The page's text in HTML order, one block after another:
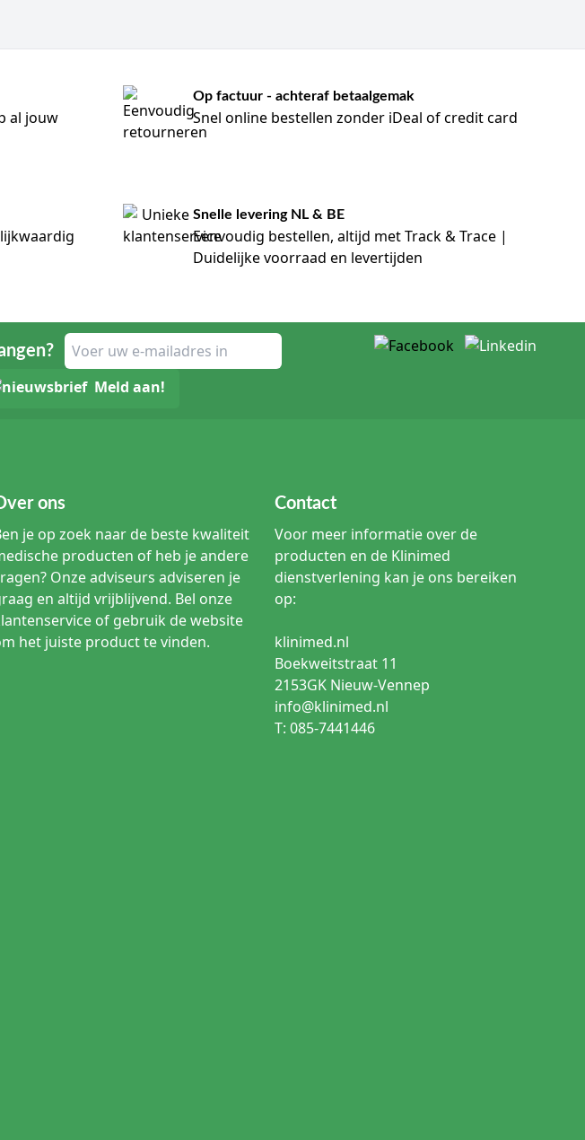
al jouw
Op factuur - achteraf betaalgemak
Snel online bestellen zonder iDeal of credit card
Snelle levering NL & BE
Eenvoudig bestellen, altijd met Track & Trace |
Duidelijke voorraad en levertijden
Meld aan!
ons
je op zoek naar de beste kwaliteit
producten of heb je andere
Onze adviseurs adviseren je
en altijd vrijblijvend. Bel onze
of gebruik de website
het juiste product te vinden.
Contact
Voor meer informatie over de
producten en de Klinimed
dienstverlening kan je ons bereiken
op:
klinimed.nl
Boekweitstraat 11
2153GK Nieuw-Vennep
info@klinimed.nl
T: 085-7441446